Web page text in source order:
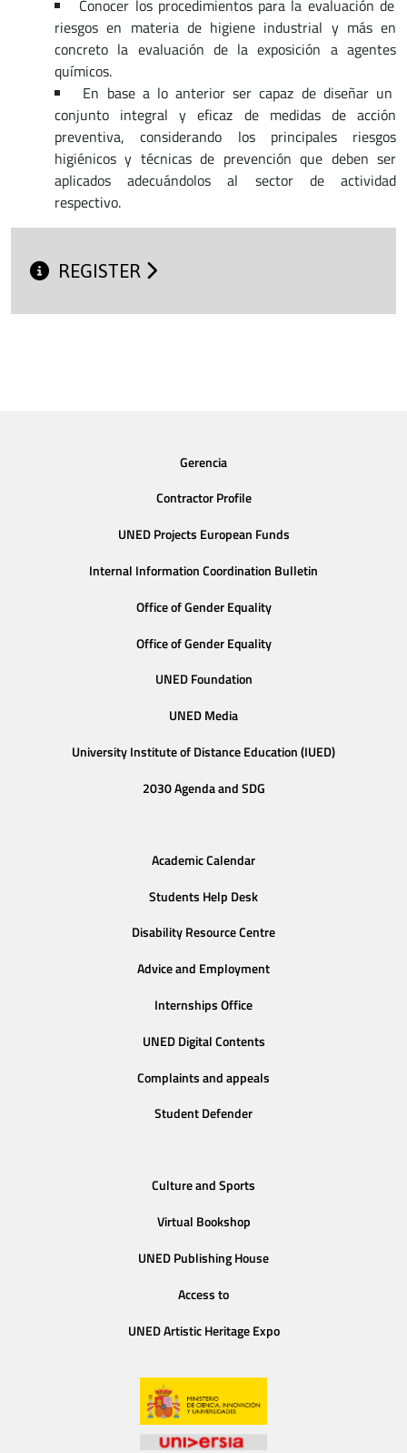
Conocer los procedimientos para la evaluación de
riesgos en materia de higiene industrial y más en
concreto la evaluación de la exposición a agentes
químicos.
En base a lo anterior ser capaz de diseñar un
conjunto integral y eficaz de medidas de acción
preventiva, considerando los principales riesgos
higiénicos y técnicas de prevención que deben ser
aplicados adecuándolos al sector de actividad
respectivo.
REGISTER
Gerencia
Contractor Profile
UNED Projects European Funds
Internal Information Coordination Bulletin
Office of Gender Equality
Office of Gender Equality
UNED Foundation
UNED Media
University Institute of Distance Education (IUED)
2030 Agenda and SDG
Academic Calendar
Students Help Desk
Disability Resource Centre
Advice and Employment
Internships Office
UNED Digital Contents
Complaints and appeals
Student Defender
Culture and Sports
Virtual Bookshop
UNED Publishing House
Access to
UNED Artistic Heritage Expo